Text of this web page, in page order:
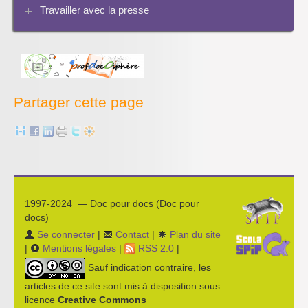
Bibliographies
Travailler avec la presse
Enseigner la presse écrite
L’économie des médias
Partager cette page
1997-2024 — Doc pour docs (Doc pour
docs)
Se connecter | Contact |
Plan du site
|
Mentions légales | RSS 2.0 |
Sauf indication contraire, les
articles de ce site sont mis à disposition sous
licenceCreative Commons